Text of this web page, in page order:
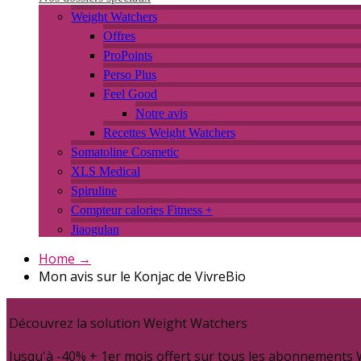
Weight Watchers
Offres
ProPoints
Perso Plus
Feel Good
Notre avis
Recettes Weight Watchers
Somatoline Cosmetic
XLS Medical
Spiruline
Compteur calories Fitness +
Jiaogulan
Home →
Mon avis sur le Konjac de VivreBio
Découvrez la solution Weight Watchers
Jusqu'à -40% + 1er mois offert sur tous les abonnements